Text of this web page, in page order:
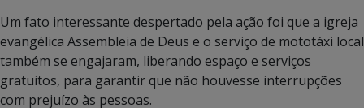
Um fato interessante despertado pela ação foi que a igreja
evangélica Assembleia de Deus e o serviço de mototáxi local
também se engajaram, liberando espaço e serviços
gratuitos, para garantir que não houvesse interrupções
com prejuízo às pessoas.